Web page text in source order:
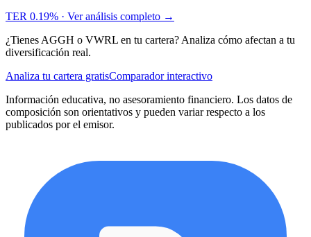
TER 0.19% · Ver análisis completo →
¿Tienes AGGH o VWRL en tu cartera? Analiza cómo afectan a tu
diversificación real.
Analiza tu cartera gratisComparador interactivo
Información educativa, no asesoramiento financiero. Los datos de
composición son orientativos y pueden variar respecto a los
publicados por el emisor.